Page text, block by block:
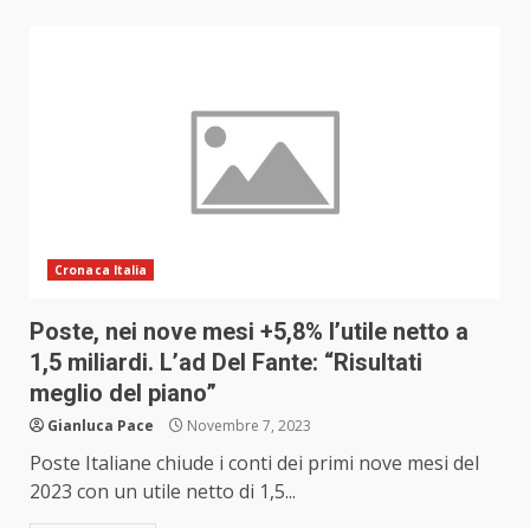
Cronaca Italia
Poste, nei nove mesi +5,8% l’utile netto a
1,5 miliardi. L’ad Del Fante: “Risultati
meglio del piano”
Gianluca Pace Novembre 7, 2023
Poste Italiane chiude i conti dei primi nove mesi del
2023 con un utile netto di 1,5...